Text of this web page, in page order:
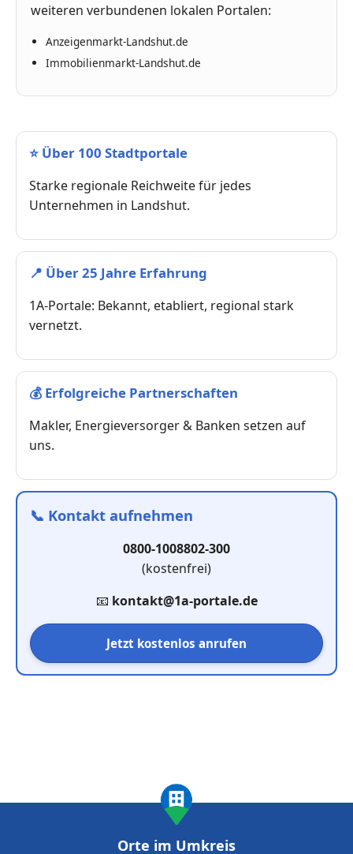
weiteren verbundenen lokalen Portalen:
Anzeigenmarkt-Landshut.de
Immobilienmarkt-Landshut.de
⭐ Über 100 Stadtportale
Starke regionale Reichweite für jedes
Unternehmen in Landshut.
📍 Über 25 Jahre Erfahrung
1A-Portale: Bekannt, etabliert, regional stark
vernetzt.
💰 Erfolgreiche Partnerschaften
Makler, Energieversorger & Banken setzen auf
uns.
📞 Kontakt aufnehmen
0800-1008802-300
(kostenfrei)
📧 kontakt@1a-portale.de
Jetzt kostenlos anrufen
Orte im Umkreis